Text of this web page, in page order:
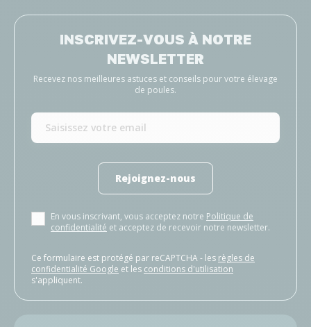
INSCRIVEZ-VOUS À NOTRE
NEWSLETTER
Recevez nos meilleures astuces et conseils pour votre élevage
de poules.
Rejoignez-nous
En vous inscrivant, vous acceptez notre Politique de
confidentialité et acceptez de recevoir notre newsletter.
Ce formulaire est protégé par reCAPTCHA - les règles de
confidentialité Google et les conditions d'utilisation
s'appliquent.